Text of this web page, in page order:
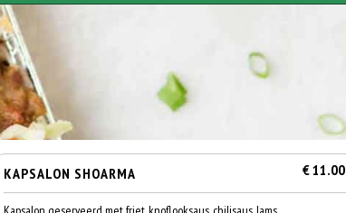
KAPSALON SHOARMA € 11.00